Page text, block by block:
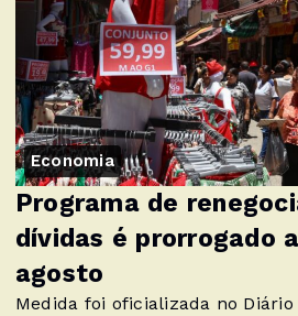
Economia
Programa de
dívidas é prorrogado
agosto
Medida foi oficializada no